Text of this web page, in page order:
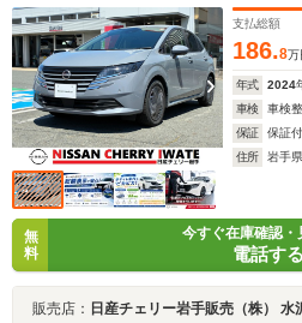
証付き
支払総額
186.8万
年式 2024
車検
車検
保証
保証付
住所
岩手
無
料
今すぐ在庫確認・
電話する
販売店： 日産チェリー岩手販売（株） 水